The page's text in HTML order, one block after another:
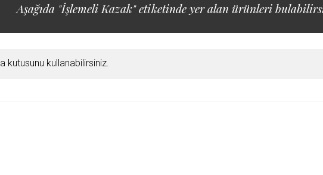
Aşağıda "İşlemeli Kazak" etiketinde yer alan ürünleri
kutusunu kullanabilirsiniz.